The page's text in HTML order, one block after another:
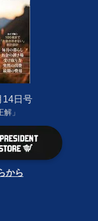
14日号
」
から